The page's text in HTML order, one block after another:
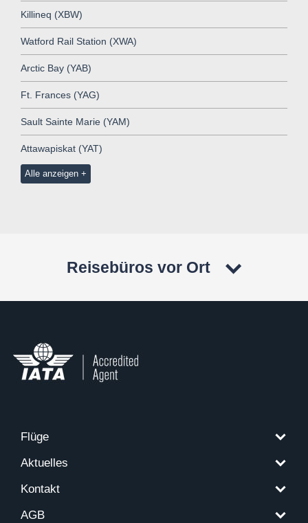
Killineq (XBW)
Watford Rail Station (XWA)
Arctic Bay (YAB)
Ft. Frances (YAG)
Sault Sainte Marie (YAM)
Attawapiskat (YAT)
Alle anzeigen
Reisebüros vor Ort
Flüge
Aktuelles
Kontakt
AGB